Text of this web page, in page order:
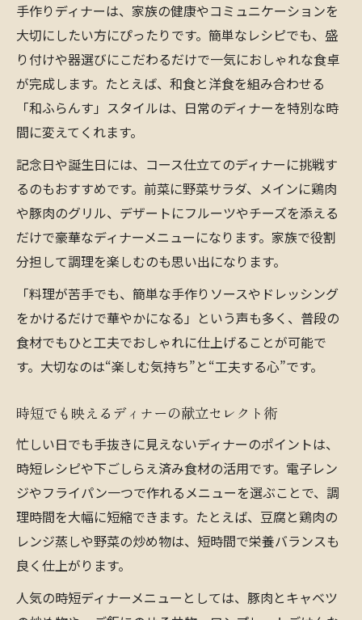
手作りディナーは、家族の健康やコミュニケーションを
大切にしたい方にぴったりです。簡単なレシピでも、盛
り付けや器選びにこだわるだけで一気におしゃれな食卓
が完成します。たとえば、和食と洋食を組み合わせる
「和ふらんす」スタイルは、日常のディナーを特別な時
間に変えてくれます。
記念日や誕生日には、コース仕立てのディナーに挑戦す
るのもおすすめです。前菜に野菜サラダ、メインに鶏肉
や豚肉のグリル、デザートにフルーツやチーズを添える
だけで豪華なディナーメニューになります。家族で役割
分担して調理を楽しむのも思い出になります。
「料理が苦手でも、簡単な手作りソースやドレッシング
をかけるだけで華やかになる」という声も多く、普段の
食材でもひと工夫でおしゃれに仕上げることが可能で
す。大切なのは“楽しむ気持ち”と“工夫する心”です。
時短でも映えるディナーの献立セレクト術
忙しい日でも手抜きに見えないディナーのポイントは、
時短レシピや下ごしらえ済み食材の活用です。電子レン
ジやフライパン一つで作れるメニューを選ぶことで、調
理時間を大幅に短縮できます。たとえば、豆腐と鶏肉の
レンジ蒸しや野菜の炒め物は、短時間で栄養バランスも
良く仕上がります。
人気の時短ディナーメニューとしては、豚肉とキャベツ